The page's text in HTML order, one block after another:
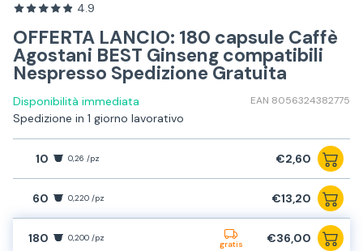
4.9
OFFERTA LANCIO: 180 capsule Caffè
Agostani BEST Ginseng compatibili
Nespresso Spedizione Gratuita
Disponibilità immediata EAN 8056324382775
Spedizione in 1 giorno lavorativo
10 0,26 /pz €2,60
60 0,220 /pz €13,20
180 0,200 /pz
gratis €36,00